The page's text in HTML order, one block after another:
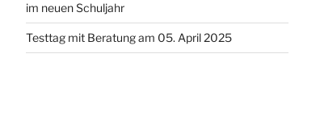
im neuen Schuljahr
Testtag mit Beratung am 05. April 2025